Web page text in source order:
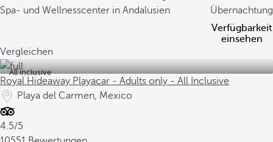
Spa- und Wellnesscenter in Andalusien
Übernachtung
Verfügbarkeit
einsehen
Vergleichen
All inclusive
Royal Hideaway Playacar - Adults only - All Inclusive
Playa del Carmen, Mexico
4.5/5